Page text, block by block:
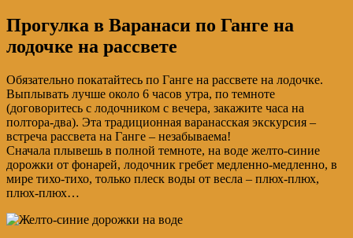
Прогулка в Варанаси по Ганге на
лодочке на рассвете
Обязательно покатайтесь по Ганге на рассвете на лодочке.
Выплывать лучше около 6 часов утра, по темноте
(договоритесь с лодочником с вечера, закажите часа на
полтора-два). Эта традиционная варанасская экскурсия –
встреча рассвета на Ганге – незабываема!
Сначала плывешь в полной темноте, на воде желто-синие
дорожки от фонарей, лодочник гребет медленно-медленно, в
мире тихо-тихо, только плеск воды от весла – плюх-плюх,
плюх-плюх…